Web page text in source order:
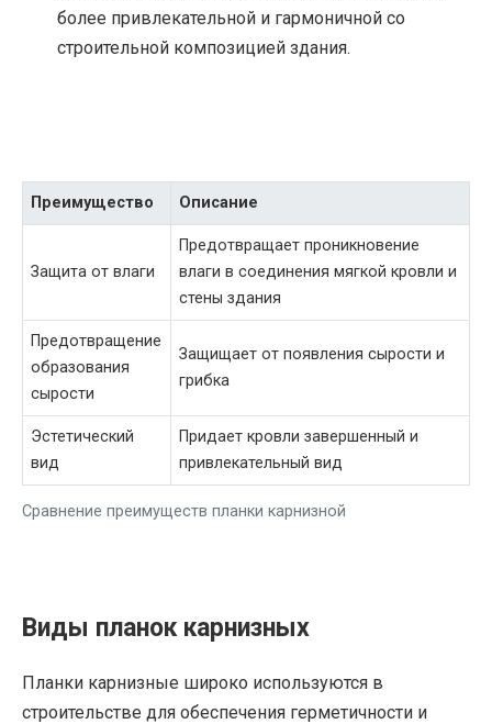
более привлекательной и гармоничной со
строительной композицией здания.
Сравнение преимуществ планки карнизной
Преимущество Описание
Защита от влаги
Предотвращает проникновение
влаги в соединения мягкой кровли и
стены здания
Предотвращение
образования
сырости
Защищает от появления сырости и
грибка
Эстетический
вид
Придает кровли завершенный и
привлекательный вид
Виды планок карнизных
Планки карнизные широко используются в
строительстве для обеспечения герметичности и